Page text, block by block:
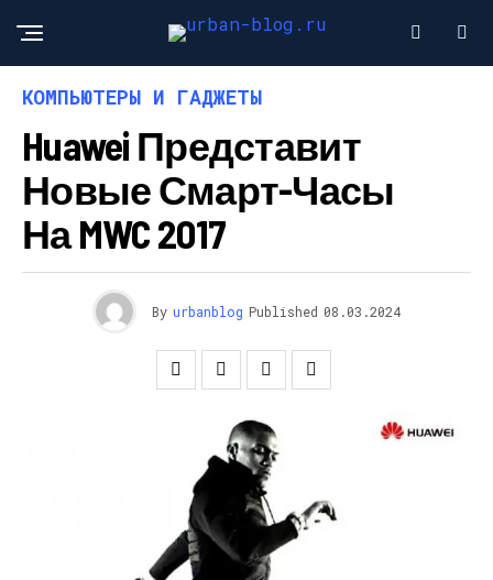
КОМПЬЮТЕРЫ И ГАДЖЕТЫ
Huawei Представит
Новые Смарт-Часы
На MWC 2017
By urbanblog Published 08.03.2024